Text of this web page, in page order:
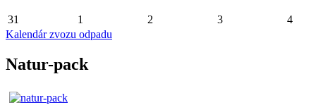
31 1 2 3
4
Kalendár zvozu odpadu
Natur-pack